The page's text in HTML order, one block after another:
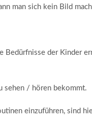
man sich kein Bild
Bedürfnisse der Kinder
sehen / hören bekommt.
einzuführen, sind